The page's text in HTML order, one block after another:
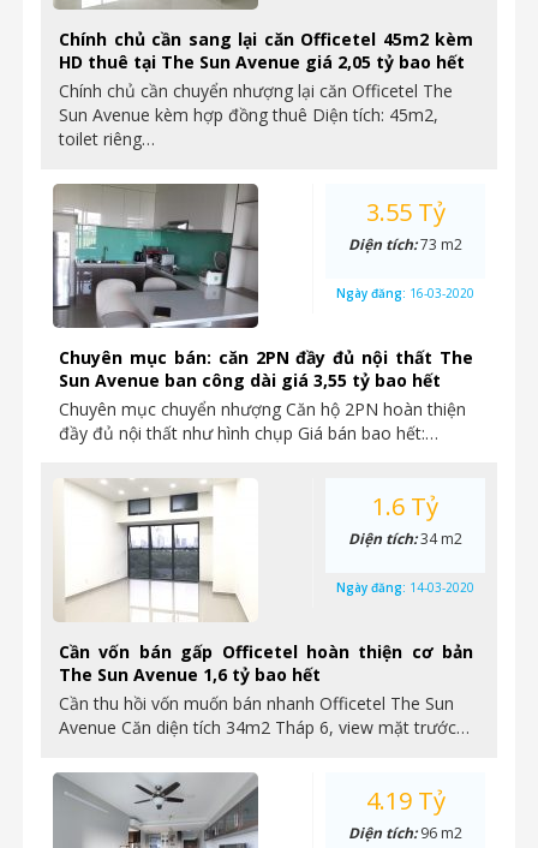
Chính chủ cần sang lại căn Officetel 45m2 kèm
HD thuê tại The Sun Avenue giá 2,05 tỷ bao hết
Chính chủ cần chuyển nhượng lại căn Officetel The
Sun Avenue kèm hợp đồng thuê Diện tích: 45m2,
toilet riêng…
Chuyên mục bán: căn 2PN đầy đủ nội thất The
Sun Avenue ban công dài giá 3,55 tỷ bao hết
Chuyên mục chuyển nhượng Căn hộ 2PN hoàn thiện
đầy đủ nội thất như hình chụp Giá bán bao hết:…
3.55 Tỷ
Diện tích:73 m2
Ngày đăng: 16-03-2020
Cần vốn bán gấp Officetel hoàn thiện cơ bản
The Sun Avenue 1,6 tỷ bao hết
Cần thu hồi vốn muốn bán nhanh Officetel The Sun
Avenue Căn diện tích 34m2 Tháp 6, view mặt trước…
1.6 Tỷ
Diện tích:34 m2
Ngày đăng: 14-03-2020
4.19 Tỷ
Diện tích:96 m2